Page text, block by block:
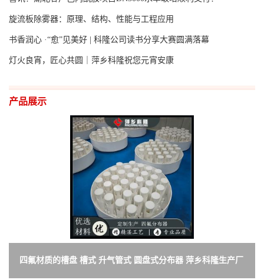
旋流板除雾器：原理、结构、性能与工程应用
书香润心 ·“愈”见美好 | 科隆公司读书分享大赛圆满落幕
灯火良宵，匠心共圆｜萍乡科隆祝您元宵安康
产品展示
四氟材质的槽盘 槽式 升气管式 圆盘式分布器 萍乡科隆生产厂
家